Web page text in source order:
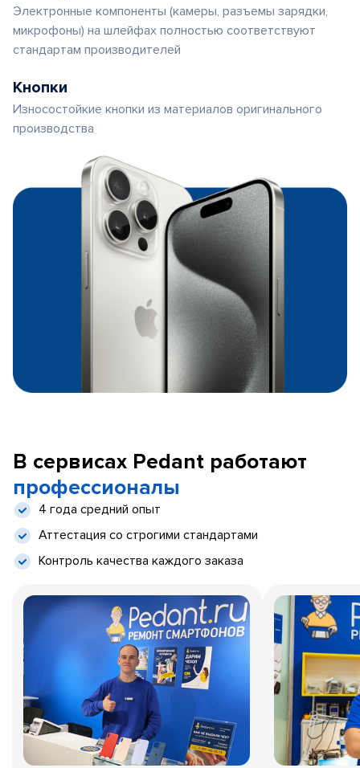
Электронные компоненты (камеры, разъемы зарядки,
микрофоны) на шлейфах полностью соответствуют
стандартам производителей
Кнопки
Износостойкие кнопки из материалов оригинального
производства
В сервисах Pedant работают
профессионалы
4 года средний опыт
Аттестация со строгими стандартами
Контроль качества каждого заказа